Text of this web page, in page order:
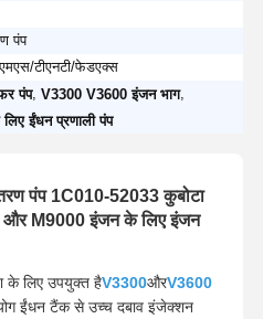
पंप
टीएनटी/फेडएक्स
पंप,V3300 V3600 इंजन भाग,
ईंधन प्रणाली पंप
पंप 1C010-52033 कुबोटा
M9000 इंजन के लिए इंजन
के लिए उपयुक्त हैV3300औरV3600
ईंधन टैंक से उच्च दबाव इंजेक्शन